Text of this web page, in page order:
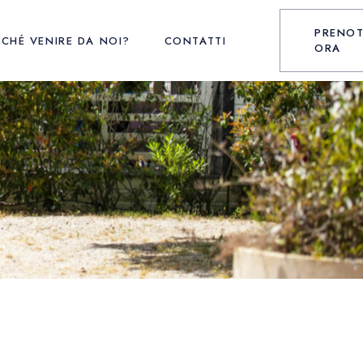
VENIRE DA NOI? CONTATTI
ORA